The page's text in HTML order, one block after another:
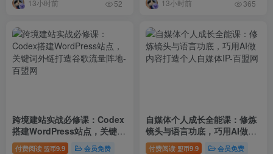
13小时前 52 13小时前 365
跨境建站实战必修课：Codex
搭建WordPress站点，关键词
外链打造谷歌流量阵地
付费阅读 盟币9.9 会员免费
自媒体个人成长全能课：修炼
镜头与语言功底，巧用AI做内
容打造个人自媒体IP
付费阅读 盟币9.9 会员免费